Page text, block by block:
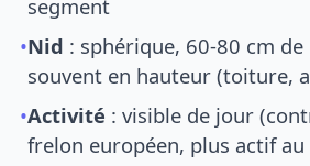
segment
•Nid : sphérique, 60-80 cm
souvent en hauteur (toiture,
•Activité : visible de jour
frelon européen, plus actif au